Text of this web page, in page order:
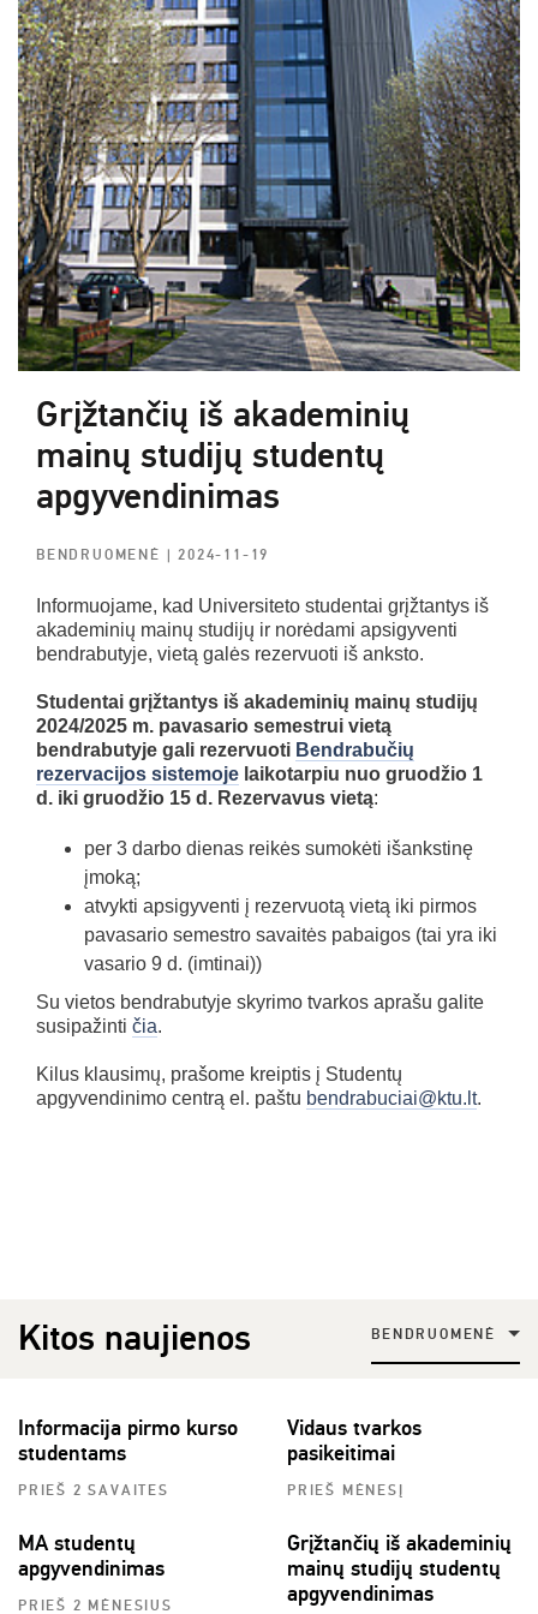
Grįžtančių iš akademinių
mainų studijų studentų
apgyvendinimas
BENDRUOMENĖ | 2024-11-19
Informuojame, kad Universiteto studentai grįžtantys iš
akademinių mainų studijų ir norėdami apsigyventi
bendrabutyje, vietą galės rezervuoti iš anksto.
Studentai grįžtantys iš akademinių mainų studijų
2024/2025 m. pavasario semestrui vietą
bendrabutyje gali rezervuoti Bendrabučių
rezervacijos sistemoje laikotarpiu nuo gruodžio 1
d. iki gruodžio 15 d. Rezervavus vietą:
per 3 darbo dienas reikės sumokėti išankstinę
įmoką;
atvykti apsigyventi į rezervuotą vietą iki pirmos
pavasario semestro savaitės pabaigos (tai yra iki
vasario 9 d. (imtinai))
Su vietos bendrabutyje skyrimo tvarkos aprašu galite
susipažinti čia.
Kilus klausimų, prašome kreiptis į Studentų
apgyvendinimo centrą el. paštu bendrabuciai@ktu.lt.
Kitos naujienos BENDRUOMENĖ
Informacija pirmo kurso
studentams
PRIEŠ 2 SAVAITES
Vidaus tvarkos
pasikeitimai
PRIEŠ MĖNESĮ
MA studentų
apgyvendinimas
PRIEŠ 2 MĖNESIUS
Grįžtančių iš akademinių
mainų studijų studentų
apgyvendinimas